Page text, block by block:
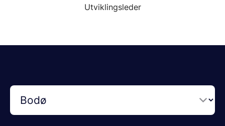
Utviklingsleder